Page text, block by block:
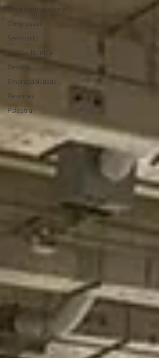
Empreendedorismo
Congressos
Seminário
Missão Técnica
Defesas
Empregabilidade
Reuniões
Palestra